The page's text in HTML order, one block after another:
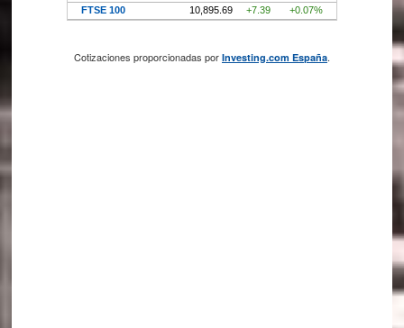
Cotizaciones proporcionadas por Investing.com España.